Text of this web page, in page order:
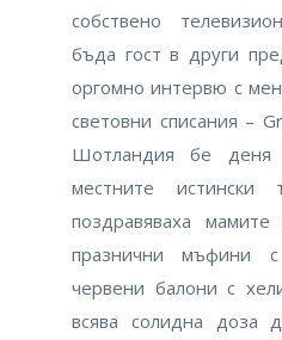
собствено
бъда гост в други
оргомно интервю с
световни списания
Шотландия бе деня
местните истински
поздравяваха
празнични мъфини
червени балони с
всява солидна доза